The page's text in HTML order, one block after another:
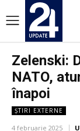
Zelenski:
NATO,
înapoi
ȘTIRI EXTERNE
4 februarie 2025